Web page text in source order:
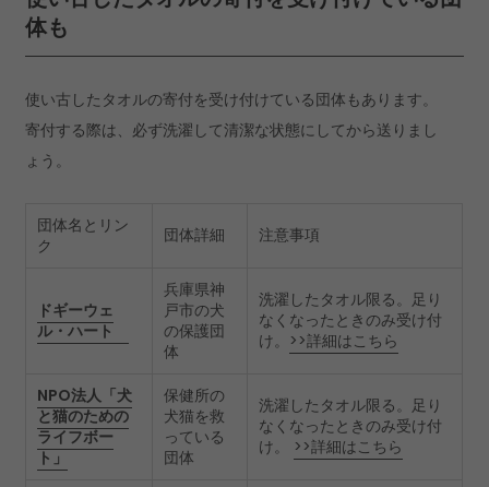
体も
使い古したタオルの寄付を受け付けている団体もあります。
寄付する際は、必ず洗濯して清潔な状態にしてから送りまし
ょう。
団体名とリン
ク
団体詳細 注意事項
ドギーウェ
ル・ハート
兵庫県神
戸市の犬
の保護団
体
洗濯したタオル限る。足り
なくなったときのみ受け付
け。 >>詳細はこちら
NPO法人「犬
と猫のための
ライフボー
ト」
保健所の
犬猫を救
っている
団体
洗濯したタオル限る。足り
なくなったときのみ受け付
け。 >>詳細はこちら